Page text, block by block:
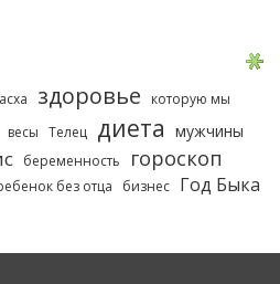
здоровье
которую мы
весы Телец диета мужчины
беременность гороскоп
без отца бизнес Год Быка